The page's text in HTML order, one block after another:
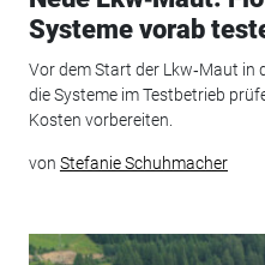
Systeme vorab
Vor dem Start der Lkw‑Maut in
die Systeme im Testbetrieb
Kosten vorbereiten.
von Stefanie Schuhmacher